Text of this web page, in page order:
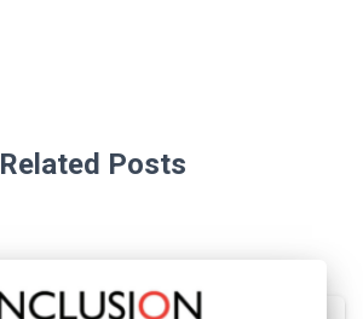
Related Posts